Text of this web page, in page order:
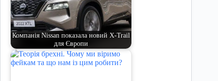
Компанія Nissan показала новий X-Trail
для Європи